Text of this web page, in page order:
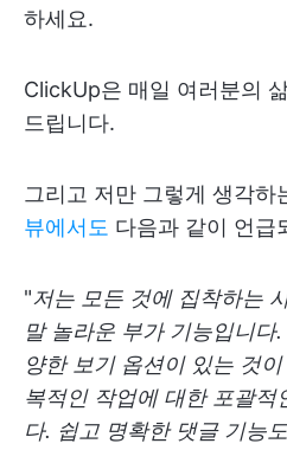
하세요.
ClickUp은 매일 여러분의
드립니다.
그리고 저만 그렇게 생각
뷰에서도 다음과 같이 언급
"저는 모든 것에 집착하는
말 놀라운 부가 기능입니
양한 보기 옵션이 있는 것
복적인 작업에 대한 포괄적
다. 쉽고 명확한 댓글 기능